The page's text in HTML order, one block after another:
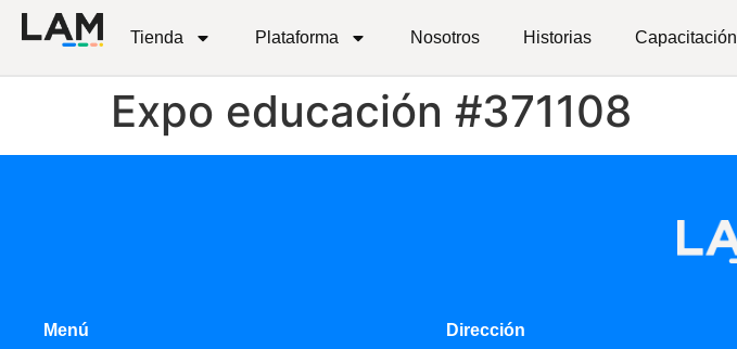
Tienda Plataforma Nosotros Historias Capacitación
Expo educación #371108
Menú Dirección